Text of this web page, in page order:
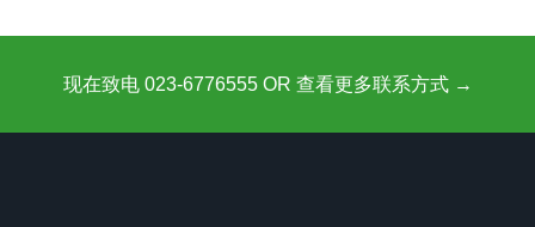
现在致电 023-6776555 OR 查看更多联系方式 →